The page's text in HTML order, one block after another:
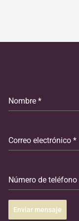
Nombre *
Correo electrónico *
Número de teléfono
Enviar mensaje